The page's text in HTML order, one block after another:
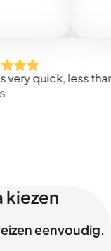
quick, less than
kiezen
eenvoudig.